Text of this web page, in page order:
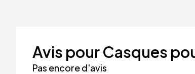
Avis pour Casques
Pas encore d'avis